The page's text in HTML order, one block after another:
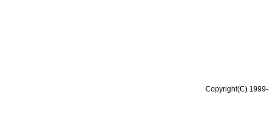
Copyright(C)